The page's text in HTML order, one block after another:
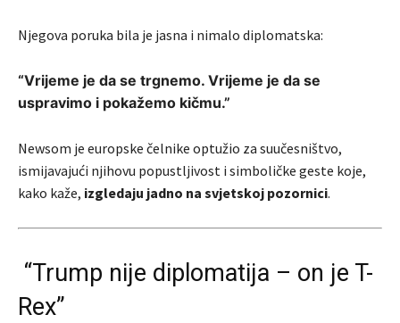
Njegova poruka bila je jasna i nimalo diplomatska:
“Vrijeme je da se trgnemo. Vrijeme je da se
uspravimo i pokažemo kičmu.”
Newsom je europske čelnike optužio za suučesništvo,
ismijavajući njihovu popustljivost i simboličke geste koje,
kako kaže, izgledaju jadno na svjetskoj pozornici.
“Trump nije diplomatija – on je T-
Rex”